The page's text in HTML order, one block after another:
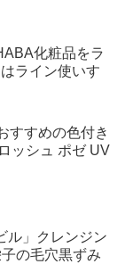
化粧品をラ
ライン使いす
すすめの色付き
ッシュ ポゼ UV
ル」クレンジン
の毛穴黒ずみ